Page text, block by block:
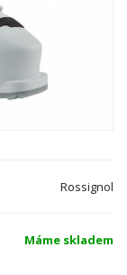
Rossignol
Máme skladem